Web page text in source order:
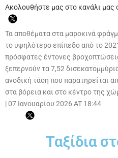
Ακολουθήστε μας στο κανάλι μας
Τα αποθέματα στα μαροκινά
το υψηλότερο επίπεδο από το
πρόσφατες έντονες
ξεπερνούν τα 7,52
ανοδική τάση που παρατηρείται
στα βόρεια και στο κέντρο της
|07 Ιανουαρίου 2026 AT 18:44
Ταξίδια